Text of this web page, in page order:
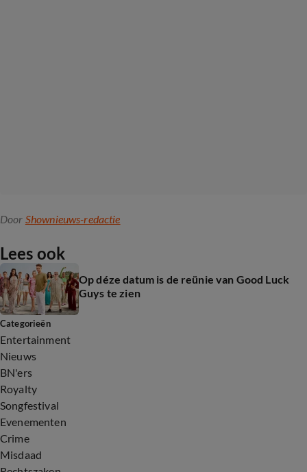
Door Shownieuws-redactie
Lees ook
Op déze datum is de reünie van Good Luck
Guys te zien
Categorieën
Entertainment
Nieuws
BN'ers
Royalty
Songfestival
Evenementen
Crime
Misdaad